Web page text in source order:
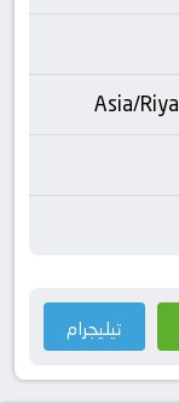
تيليجرام